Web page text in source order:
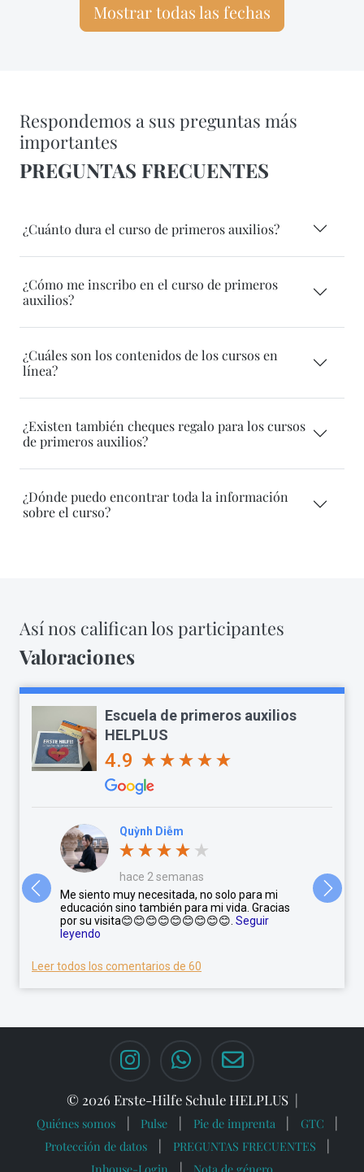
Mostrar todas las fechas
Respondemos a sus preguntas más
importantes
PREGUNTAS FRECUENTES
¿Cuánto dura el curso de primeros auxilios?
¿Cómo me inscribo en el curso de primeros
auxilios?
¿Cuáles son los contenidos de los cursos en
línea?
¿Existen también cheques regalo para los cursos
de primeros auxilios?
¿Dónde puedo encontrar toda la información
sobre el curso?
Así nos califican los participantes
Valoraciones
Escuela de primeros auxilios
HELPLUS
4.9
Quỳnh Diễm
hace 2 semanas
Me siento muy necesitada, no solo para mi
educación sino también para mi vida. Gracias
por su visita😊😊😊😊😊😊😊😊😊. Seguir
leyendo
No
Leer todos los comentarios de 60
© 2026 Erste-Hilfe Schule HELPLUS
Quiénes somos Pulse Pie de imprenta
GTC
Protección de datos
PREGUNTAS FRECUENTES